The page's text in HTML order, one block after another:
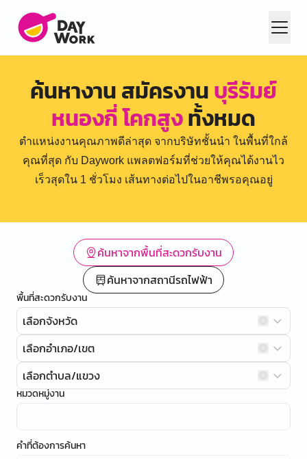
ค้นหางาน สมัครงานบุรีรัมย์
หนองกี่ โคกสูงทั้งหมด
ตำแหน่งงานคุณภาพดีล่าสุด จากบริษัทชั้นนำ ในพื้นที่ใกล้
คุณที่สุด กับ Daywork แพลตฟอร์มที่ช่วยให้คุณได้งานไว
เร็วสุดใน 1 ชั่วโมง เส้นทางต่อไปในอาชีพรอคุณอยู่
ค้นหาจากพื้นที่สะดวกรับงาน
ค้นหาจากสถานีรถไฟฟ้า
พื้นที่สะดวกรับงาน
เลือกจังหวัด
เลือกอำเภอ/เขต
เลือกตำบล/แขวง
หมวดหมู่งาน
คำที่ต้องการค้นหา